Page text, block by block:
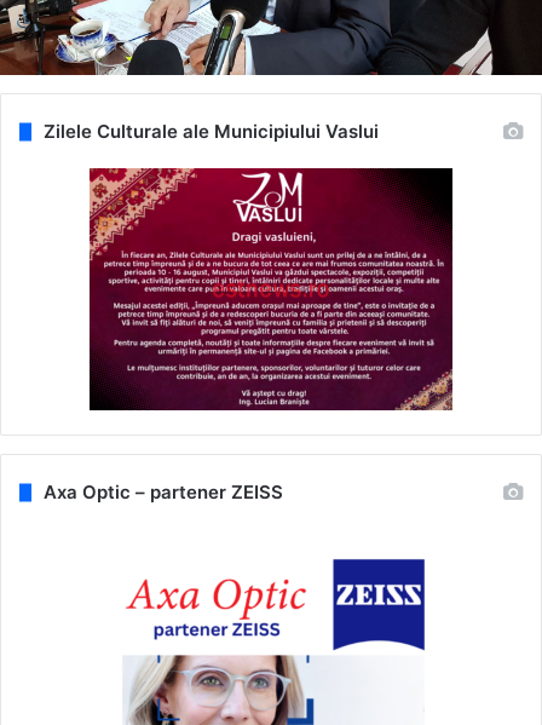
Zilele Culturale ale Municipiului Vaslui
Axa Optic – partener ZEISS